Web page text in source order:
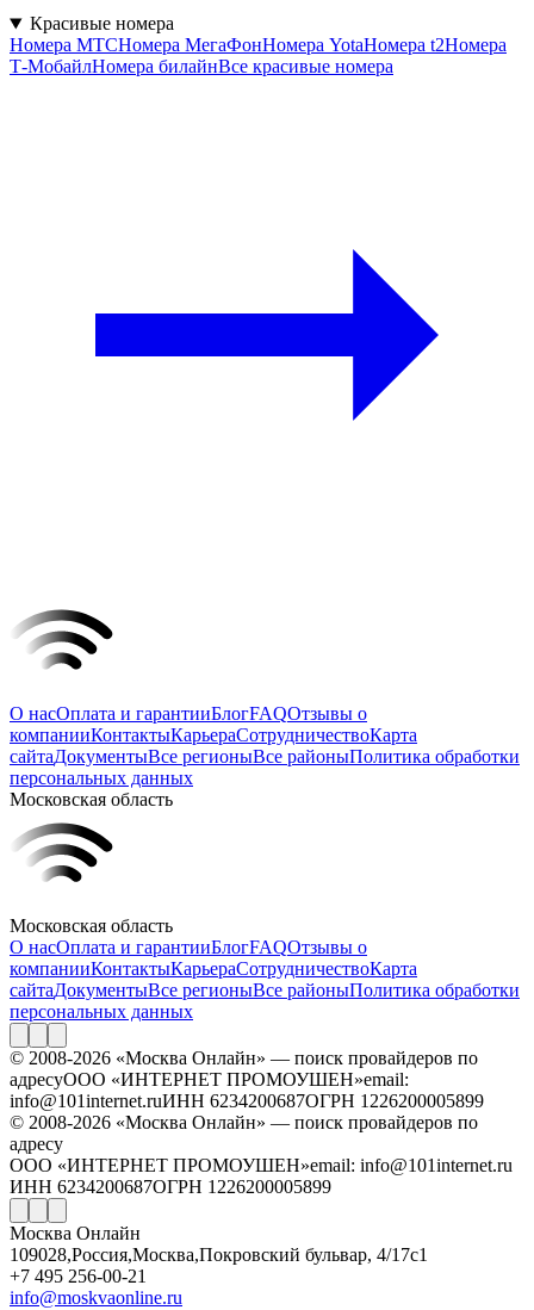
Красивые номера
Номера МТСНомера МегаФонНомера YotaНомера t2Номера
Т‑МобайлНомера билайнВсе красивые номера
О насОплата и гарантииБлогFAQОтзывы о
компанииКонтактыКарьераСотрудничествоКарта
сайтаДокументыВсе регионыВсе районыПолитика обработки
персональных данных
Московская область
Московская область
О насОплата и гарантииБлогFAQОтзывы о
компанииКонтактыКарьераСотрудничествоКарта
сайтаДокументыВсе регионыВсе районыПолитика обработки
персональных данных
© 2008-2026 «Москва Онлайн» — поиск провайдеров по
адресуООО «ИНТЕРНЕТ ПРОМОУШЕН»email:
info@101internet.ruИНН 6234200687ОГРН 1226200005899
© 2008-2026 «Москва Онлайн» — поиск провайдеров по
адресу
ООО «ИНТЕРНЕТ ПРОМОУШЕН»email: info@101internet.ru
ИНН 6234200687ОГРН 1226200005899
Москва Онлайн
109028,Россия,Москва,Покровский бульвар, 4/17с1
+7 495 256-00-21
info@moskvaonline.ru